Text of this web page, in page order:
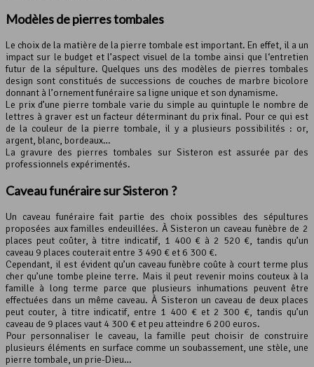
Modèles de pierres tombales
Le choix de la matière de la pierre tombale est important. En effet, il a un
impact sur le budget et l’aspect visuel de la tombe ainsi que l‘entretien
futur de la sépulture. Quelques uns des modèles de pierres tombales
design sont constitués de successions de couches de marbre bicolore
donnant à l’ornement funéraire sa ligne unique et son dynamisme.
Le prix d’une pierre tombale varie du simple au quintuple le nombre de
lettres à graver est un facteur déterminant du prix final. Pour ce qui est
de la couleur de la pierre tombale, il y a plusieurs possibilités : or,
argent, blanc, bordeaux…
La gravure des pierres tombales sur Sisteron est assurée par des
professionnels expérimentés.
Caveau funéraire sur Sisteron ?
Un caveau funéraire fait partie des choix possibles des sépultures
proposées aux familles endeuillées. À Sisteron un caveau funèbre de 2
places peut coûter, à titre indicatif, 1 400 € à 2 520 €, tandis qu’un
caveau 9 places couterait entre 3 490 € et 6 300 €.
Cependant, il est évident qu’un caveau funèbre coûte à court terme plus
cher qu’une tombe pleine terre. Mais il peut revenir moins couteux à la
famille à long terme parce que plusieurs inhumations peuvent être
effectuées dans un même caveau. À Sisteron un caveau de deux places
peut couter, à titre indicatif, entre 1 400 € et 2 300 €, tandis qu’un
caveau de 9 places vaut 4 300 € et peu atteindre 6 200 euros.
Pour personnaliser le caveau, la famille peut choisir de construire
plusieurs éléments en surface comme un soubassement, une stèle, une
pierre tombale, un prie-Dieu…